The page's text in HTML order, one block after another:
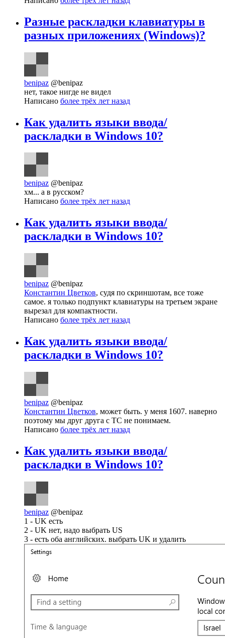
Разные раскладки клавиатуры в
разных приложениях (Windows)?
benipaz @benipaz
нет, такое нигде не видел
Написано более трёх лет назад
Как удалить языки ввода/
раскладки в Windows 10?
benipaz @benipaz
хм... а в русском?
Написано более трёх лет назад
Как удалить языки ввода/
раскладки в Windows 10?
benipaz @benipaz
Константин Цветков, судя по скриншотам, все тоже
самое. я только подпункт клавиатуры на третьем экране
вырезал для компактности.
Написано более трёх лет назад
Как удалить языки ввода/
раскладки в Windows 10?
benipaz @benipaz
Константин Цветков, может быть. у меня 1607. наверно
поэтому мы друг друга с ТС не понимаем.
Написано более трёх лет назад
Как удалить языки ввода/
раскладки в Windows 10?
benipaz @benipaz
1 - UK есть
2 - UK нет, надо выбрать US
3 - есть оба английских. выбрать UK и удалить